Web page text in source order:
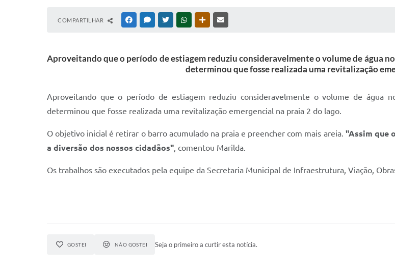
COMPARTILHAR FACEBOOKMESSENGER
TWITTERWHATSAPPOUTRAS MÍDIAS
Aproveitando que o período de estiagem reduziu consideravelmente o volume de água
determinou que fosse realizada uma revitalização
Aproveitando que o período de estiagem reduziu consideravelmente o volume de água
determinou que fosse realizada uma revitalização emergencial na praia 2 do lago.
O objetivo inicial é retirar o barro acumulado na praia e preencher com mais areia. "Assim que
a diversão dos nossos cidadãos", comentou Marilda.
Os trabalhos são executados pela equipe da Secretaria Municipal de Infraestrutura, Viação,
GOSTEI NÃO GOSTEI Seja o primeiro a curtir esta notícia.